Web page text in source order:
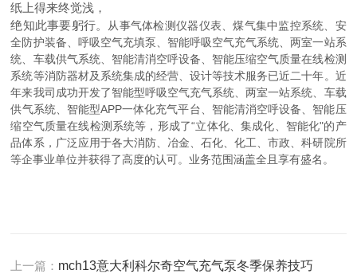
纸上得来终觉浅，
绝知此事要躬行。
从事气体检测仪器仪表、煤气集中监控系统、安
全防护装备、呼吸空气充填泵、智能呼吸空气充气系统、两室一站系
统、车载供气系统、智能清消空呼设备、智能压缩空气质量在线检测
系统等消防器材及系统集成的经营、设计等技术服务已近二十年。近
年来我司成功开发了智能型呼吸空气充气系统、两室一站系统、车载
供气系统、智能型APP一体化充气平台、智能清消空呼设备、智能压
缩空气质量在线检测系统等，形成了“立体化、集成化、智能化"的产
品体系，广泛应用于各大消防、冶金、石化、化工、市政、科研院所
等企事业单位并获得了高度的认可。业务范围涵盖全且享有盛名。
上一篇： mch13意大利科尔奇空气充气泵冬季保养技巧